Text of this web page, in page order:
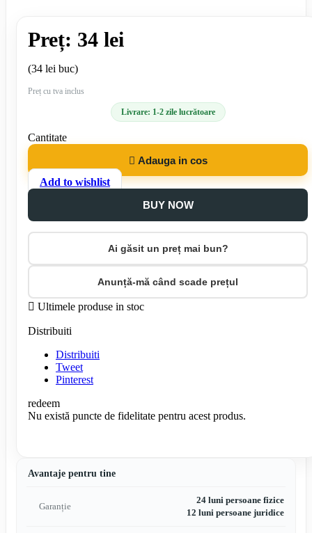
Avantaje pentru tine
Garanție
24 luni persoane fizice
12 luni persoane juridice
Preț: 34 lei
(34 lei buc)
Preț cu tva inclus
Livrare: 1-2 zile lucrătoare
Cantitate
 Adauga in cos
Add to wishlist
BUY NOW
Ai găsit un preț mai bun?
Anunță-mă când scade prețul
 Ultimele produse in stoc
Distribuiti
Distribuiti
Tweet
Pinterest
redeem
Nu există puncte de fidelitate pentru acest produs.